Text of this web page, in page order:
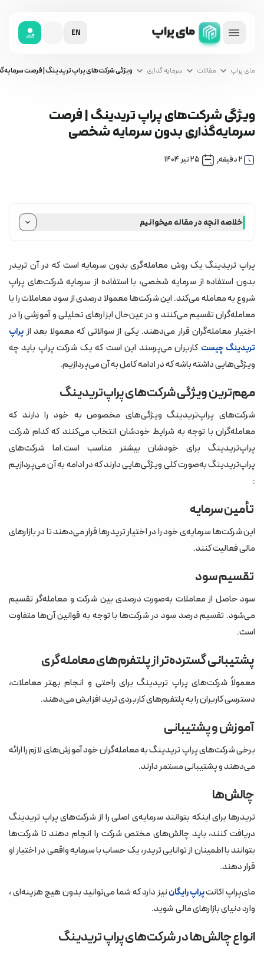
EN
مای پراپ مقالات سرمایه گذاری ویژگی شرکت‌های پراپ تریدینگ | فرصت
ویژگی شرکت‌های پراپ تریدینگ | فرصت
سرمایه‌گذاری بدون سرمایه شخصی
2دقیقه, ۲۵ تیر ۱۴۰۴
سرمایه گذاری
خلاصه انچه در مقاله میخوانیم
تقسیم سود
پشتیبانی گسترده‌تر از پلتفرم‌های معامله‌گری
آموزش و پشتیبانی
چالش‌ها
انواع چالش‌ها در شرکت‌های پراپ تریدینگ
مزایای پراپ تریدینگ برای معامله‌گران:
آیا برای ورود به پراپ تریدینگ باید سرمایه اولیه داشته باشیم؟
پراپ تریدینگ یک روش معامله‌گری بدون سرمایه است که در آن تریدر
بدون استفاده از سرمایه شخصی، با استفاده از سرمایه شرکت‌های پراپ
شروع به معامله می‌کند. این شرکت‌ها معمولا درصدی از سود معاملات را با
معامله‌گران تقسیم می‌کنند و در عین‌حال ابزارهای تحلیلی و آموزشی را در
اختیار معامله‌گران قرار می‌دهند. یکی از سوالاتی که معمولا بعد ازپراپ
تریدینگ چیست کاربران می‌پرسند این است که یک شرکت پراپ باید چه
ویژگی‌هایی داشته باشه که در ادامه کامل به آن می‌پردازیم.
مهم‌ترین ویژگی شرکت‌های پراپ‌تریدینگ
شرکت‌های پراپ‌تریدینگ ویژگی‌های مخصوص به خود را دارند که
معامله‌گران با توجه به شرایط خودشان انتخاب می‌کنند که کدام شرکت
پراپ‌تریدینگ برای خودشان بیشتر مناسب است.اما شرکت‌های
پراپ‌تریدینگ به‌صورت کلی ویژگی‌هایی دارند که در ادامه به آن می‌پردازیم
:
این شرکت‌ها سرمایه‌ی خود را در اختیار تریدرها قرار می‌دهند تا در بازارهای
مالی فعالیت کنند.
سود حاصل از معاملات به‌صورت درصدی بین شرکت و معامله‌گر تقسیم
می‌شود. تقسیم درصد سود در شرکت‌ها با توجه به قوانین آن‌ها متفاوت
است.
معمولاً شرکت‌های پراپ تریدینگ برای راحتی و انجام بهتر معاملات،
دسترسی کاربران را به پلتفرم‌های کاربردی ترید افزایش می‌دهند.
آموزش و پشتیبانی
برخی شرکت‌های پراپ تریدینگ به معامله‌گران خود آموزش‌های لازم را ارائه
می‌دهند و پشتیبانی مستمر دارند.
تریدرها برای اینکه بتوانند سرمایه‌ی اصلی را از شرکت‌های پراپ تریدینگ
دریافت کنند، باید چالش‌های مختص شرکت را انجام دهند تا شرکت‌ها
بتوانند با اطمینان از توانایی تریدر، یک حساب با سرمایه واقعی در اختیار او
قرار دهند.
مای‌پراپ اکانتپراپ رایگاننیز دارد که شما می‌توانید بدون هیچ هزینه‌ای ،
وارد دنیای بازارهای مالی شوید.
انواع چالش‌ها در شرکت‌های پراپ تریدینگ